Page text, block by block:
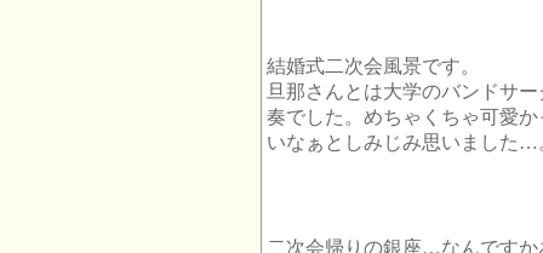
結婚式二次会風景です。
旦那さんとは大学のバンドサ
奏でした。めちゃくちゃ可愛
いなぁとしみじみ思いました…
二次会帰りの銀座…なんです